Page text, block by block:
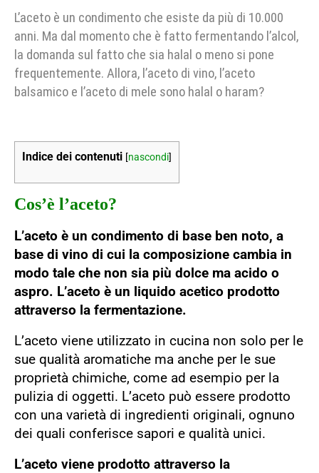
L’aceto è un condimento che esiste da più di 10.000
anni. Ma dal momento che è fatto fermentando l’alcol,
la domanda sul fatto che sia halal o meno si pone
frequentemente. Allora, l’aceto di vino, l’aceto
balsamico e l’aceto di mele sono halal o haram?
Indice dei contenuti [nascondi]
Cos’è l’aceto?
L’aceto è un condimento di base ben noto, a
base di vino di cui la composizione cambia in
modo tale che non sia più dolce ma acido o
aspro. L’aceto è un liquido acetico prodotto
attraverso la fermentazione.
L’aceto viene utilizzato in cucina non solo per le
sue qualità aromatiche ma anche per le sue
proprietà chimiche, come ad esempio per la
pulizia di oggetti. L’aceto può essere prodotto
con una varietà di ingredienti originali, ognuno
dei quali conferisce sapori e qualità unici.
L’aceto viene prodotto attraverso la